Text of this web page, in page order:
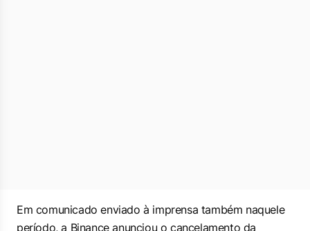
Em comunicado enviado à imprensa também naquele
período, a Binance anunciou o cancelamento da